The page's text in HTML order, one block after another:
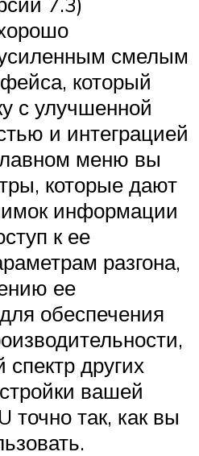
смелым
который
с улучшенной
и интеграцией
меню вы
которые дают
информации
к ее
разгона,
ее
обеспечения
других
вашей
точно так, как вы